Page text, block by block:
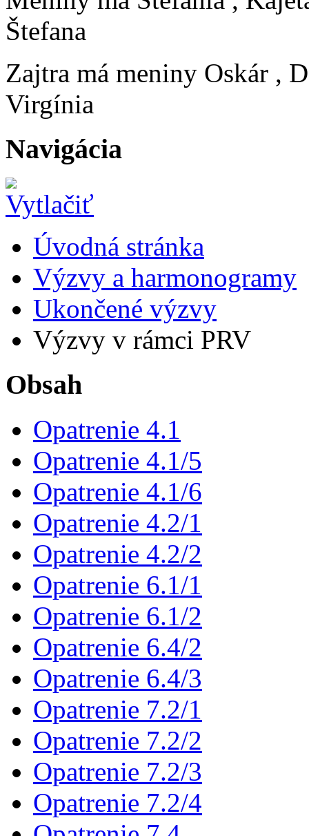
Štefana
Zajtra má meniny Oskár ,
Virgínia
Navigácia
Úvodná stránka
Výzvy a harmonogramy
Ukončené výzvy
Výzvy v rámci PRV
Obsah
Opatrenie 4.1
Opatrenie 4.1/5
Opatrenie 4.1/6
Opatrenie 4.2/1
Opatrenie 4.2/2
Opatrenie 6.1/1
Opatrenie 6.1/2
Opatrenie 6.4/2
Opatrenie 6.4/3
Opatrenie 7.2/1
Opatrenie 7.2/2
Opatrenie 7.2/3
Opatrenie 7.2/4